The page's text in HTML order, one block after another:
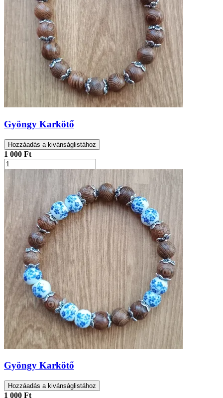
Gyöngy Karkötő
Hozzáadás a kivánságlistához
1 000 Ft
Gyöngy Karkötő
Hozzáadás a kivánságlistához
1 000 Ft